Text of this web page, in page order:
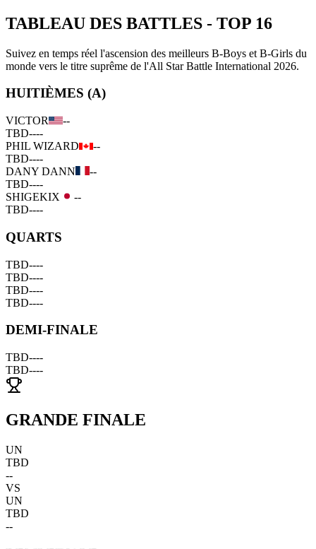
TABLEAU DES BATTLES - TOP 16
Suivez en temps réel l'ascension des meilleurs B-Boys et B-Girls du
monde vers le titre suprême de l'All Star Battle International 2026.
HUITIÈMES (A)
VICTOR
--
TBD----
PHIL WIZARD
--
TBD----
DANY DANN
--
TBD----
SHIGEKIX
--
TBD----
QUARTS
TBD----
TBD----
TBD----
TBD----
DEMI-FINALE
TBD----
TBD----
GRANDE FINALE
UN
TBD
--
VS
UN
TBD
--